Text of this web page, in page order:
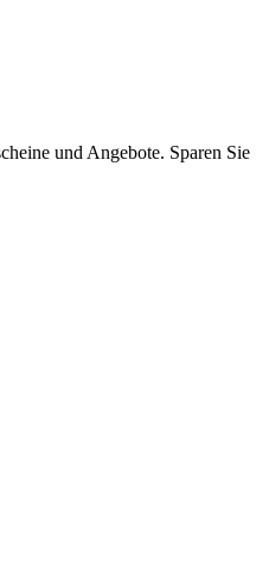
und Angebote. Sparen Sie